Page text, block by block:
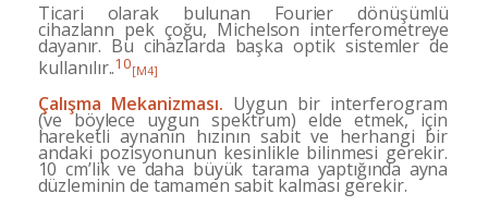
Ticari olarak bulunan Fourier dönüşümlü
cihazlann pek çoğu, Michelson interferometreye
dayanır. Bu cihazlar­da başka optik sistemler de
kullanılır..10[M4]
Çalışma Mekanizması. Uygun bir interferogram
(veböylece uygun spektrum) elde etmek, için
hareketli ay­nanın hızının sabit ve herhangi bir
andaki pozisyonu­nun kesinlikle bilinmesi gerekir.
10 cm’lik ve daha bü­yük tarama yaptığında ayna
düzleminin de tamamen sa­bit kalması gerekir.